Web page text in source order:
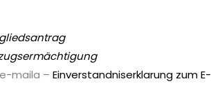
e-maila –Einverstandniserklarung zum